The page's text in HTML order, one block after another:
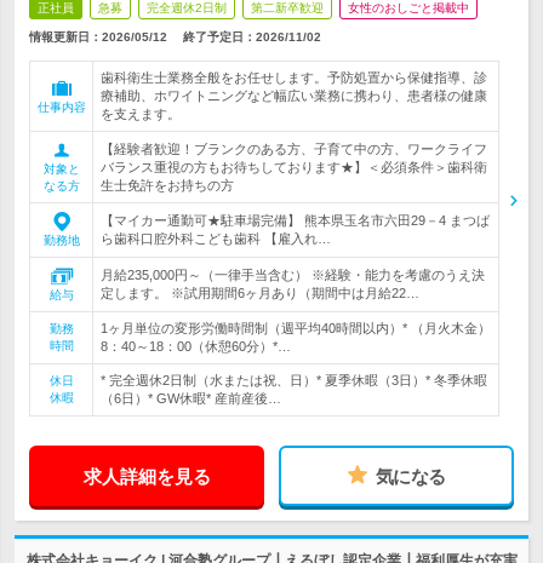
正社員 急募 完全週休2日制 第二新卒歓迎 女性のおしごと掲載中
情報更新日：2026/05/12 終了予定日： 2026/11/02
仕事内容
歯科衛生士業務全般をお任せします。予防処置から保健指導、診
療補助、ホワイトニングなど幅広い業務に携わり、患者様の健康
を支えます。
対象と
なる方
【経験者歓迎！ブランクのある方、子育て中の方、ワークライフ
バランス重視の方もお待ちしております★】＜必須条件＞歯科衛
生士免許をお持ちの方
勤務地
【マイカー通勤可★駐車場完備】 熊本県玉名市六田29－4 まつば
ら歯科口腔外科こども歯科 【雇入れ…
給与
月給235,000円～（一律手当含む） ※経験・能力を考慮のうえ決
定します。 ※試用期間6ヶ月あり（期間中は月給22…
勤務
時間
1ヶ月単位の変形労働時間制（週平均40時間以内）* （月火木金）
8：40～18：00（休憩60分）*…
休日
休暇
* 完全週休2日制（水または祝、日）* 夏季休暇（3日）* 冬季休暇
（6日）* GW休暇* 産前産後…
求人詳細を見る 気になる